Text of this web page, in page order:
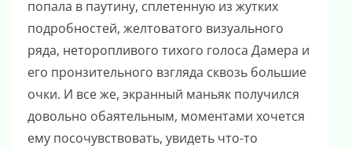
попала в паутину, сплетенную из жутких
подробностей, желтоватого визуального
ряда, неторопливого тихого голоса Дамера и
его пронзительного взгляда сквозь большие
очки. И все же, экранный маньяк получился
довольно обаятельным, моментами хочется
ему посочувствовать, увидеть что-то